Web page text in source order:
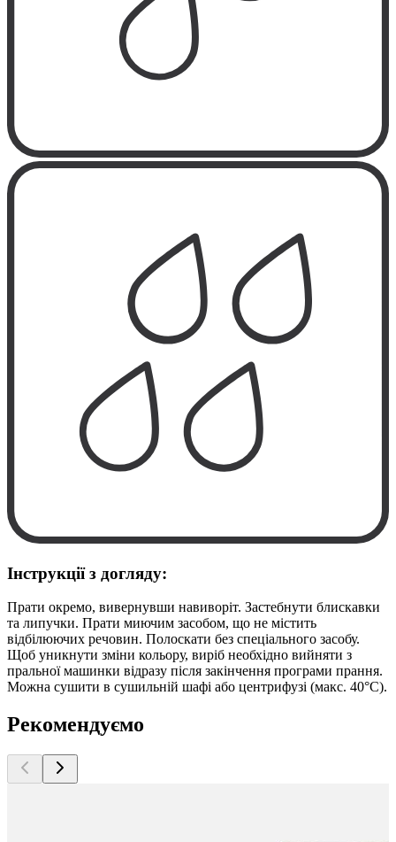
Інструкції з догляду:
Прати окремо, вивернувши навиворіт. Застебнути блискавки
та липучки. Прати миючим засобом, що не містить
відбілюючих речовин. Полоскати без спеціального засобу.
Щоб уникнути зміни кольору, виріб необхідно вийняти з
пральної машинки відразу після закінчення програми прання.
Можна сушити в сушильній шафі або центрифузі (макс. 40°C).
Рекомендуємо